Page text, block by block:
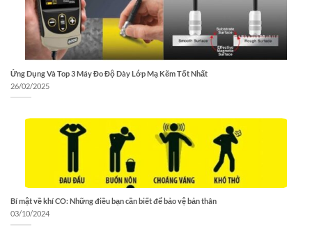
Ứng Dụng Và Top 3 Máy Đo Độ Dày Lớp Mạ Kẽm Tốt Nhất
26/02/2025
Bí mật về khí CO: Những điều bạn cần biết để bảo vệ bản thân
03/10/2024